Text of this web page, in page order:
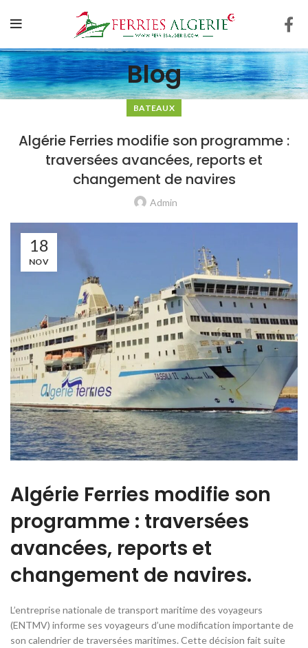
Blog
BATEAUX
Algérie Ferries modifie son programme :
traversées avancées, reports et
changement de navires
Admin
18
NOV
Algérie Ferries modifie son
programme : traversées
avancées, reports et
changement de navires.
L’entreprise nationale de transport maritime des voyageurs
(ENTMV) informe ses voyageurs d’une modification importante de
son calendrier de traversées maritimes. Cette décision fait suite